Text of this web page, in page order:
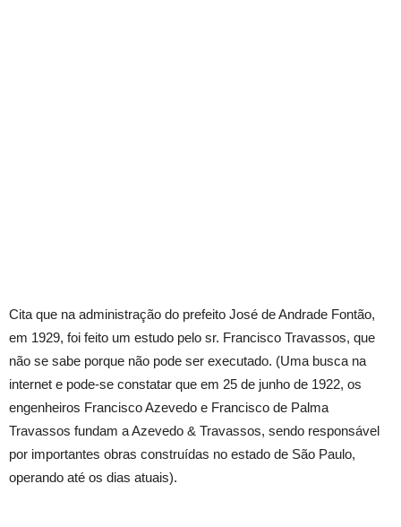
Cita que na administração do prefeito José de Andrade Fontão,
em 1929, foi feito um estudo pelo sr. Francisco Travassos, que
não se sabe porque não pode ser executado. (Uma busca na
internet e pode-se constatar que em 25 de junho de 1922, os
engenheiros Francisco Azevedo e Francisco de Palma
Travassos fundam a Azevedo & Travassos, sendo responsável
por importantes obras construídas no estado de São Paulo,
operando até os dias atuais).